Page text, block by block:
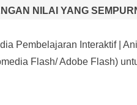
NILAI YANG
Pembelajaran Interaktif|
Flash/ Adobe Flash)